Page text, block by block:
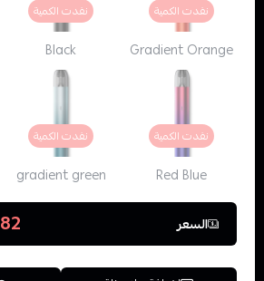
نفدت الكمية
Gradient Orange
نفدت الكمية
Black
نفدت الكمية
Red Blue
نفدت الكمية
gradient green
السعر 82 SAR